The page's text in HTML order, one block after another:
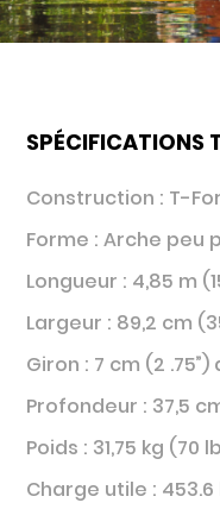
SPÉCIFICATIONS
Construction : T-
Forme : Arche peu
Longueur : 4,85 m
Largeur : 89,2 cm
Giron : 7 cm (2
Profondeur : 37,5
Poids : 31,75 kg (70
Charge utile : 453.6